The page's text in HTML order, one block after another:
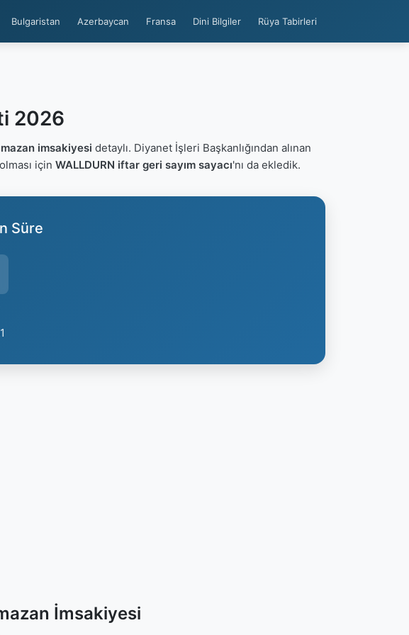
Bulgaristan Azerbaycan Fransa Dini Bilgiler Rüya Tabirleri
2026
imsakiyesi detaylı. Diyanet İşleri Başkanlığından alınan
için WALLDURN iftar geri sayım sayacı'nı da ekledik.
Süre
İmsakiyesi